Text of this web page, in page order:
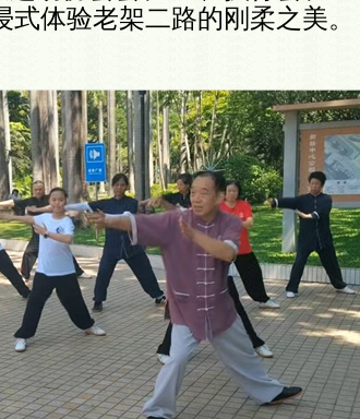
式体验老架二路的刚柔之美。